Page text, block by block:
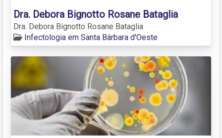
Dra. Debora Bignotto Rosane Bataglia
Dra. Debora Bignotto Rosane Bataglia
Infectologia em Santa Bárbara d'Oeste